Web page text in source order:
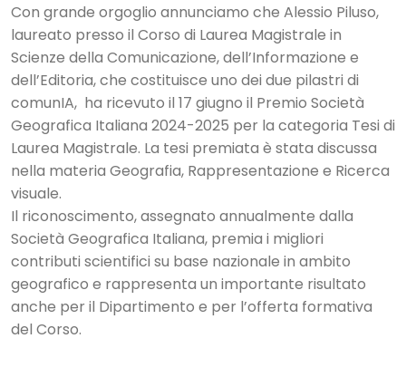
Con grande orgoglio annunciamo che Alessio Piluso,
laureato presso il Corso di Laurea Magistrale in
Scienze della Comunicazione, dell’Informazione e
dell’Editoria, che costituisce uno dei due pilastri di
comunIA, ha ricevuto il 17 giugno il Premio Società
Geografica Italiana 2024-2025 per la categoria Tesi di
Laurea Magistrale. La tesi premiata è stata discussa
nella materia Geografia, Rappresentazione e Ricerca
visuale.
Il riconoscimento, assegnato annualmente dalla
Società Geografica Italiana, premia i migliori
contributi scientifici su base nazionale in ambito
geografico e rappresenta un importante risultato
anche per il Dipartimento e per l’offerta formativa
del Corso.